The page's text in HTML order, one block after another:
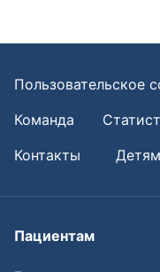
Пользовательское
Команда
Контакты
Пациентам